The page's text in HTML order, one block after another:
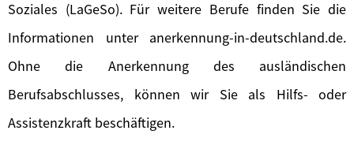
Soziales (LaGeSo). Für weitere Berufe finden Sie die
Informationen unter anerkennung-in-deutschland.de.
Ohne die Anerkennung des ausländischen
Berufsabschlusses, können wir Sie als Hilfs- oder
Assistenzkraft beschäftigen.